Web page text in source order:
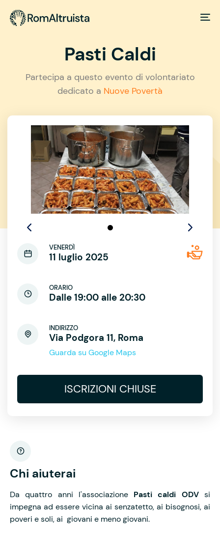
Pasti Caldi
Partecipa a questo evento di volontariato
dedicato a Nuove Povertà
VENERDÌ
11 luglio 2025
ORARIO
Dalle 19:00 alle 20:30
INDIRIZZO
Via Podgora 11, Roma
Guarda su Google Maps
ISCRIZIONI CHIUSE
Chi aiuterai
Da quattro anni l'associazione Pasti caldi ODVsi
impegna ad essere vicina ai senzatetto, ai bisognosi, ai
poveri e soli, ai giovani e meno giovani.